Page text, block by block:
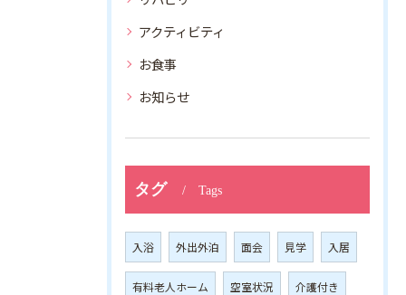
アクティビティ
お食事
お知らせ
タグ Tags
入浴 外出外泊 面会 見学 入居
有料老人ホーム 空室状況 介護付き